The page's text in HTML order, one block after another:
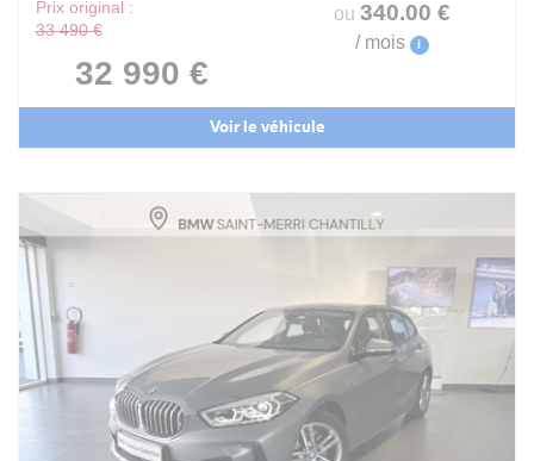
Prix original :
33 490 €
32 990 €
ou 340.00 €
/ mois i
Voir le véhicule